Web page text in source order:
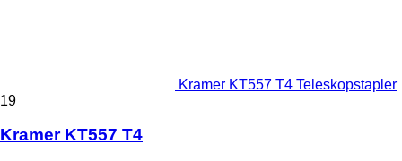
Kramer KT557 T4 Teleskopstapler
19
Kramer KT557 T4